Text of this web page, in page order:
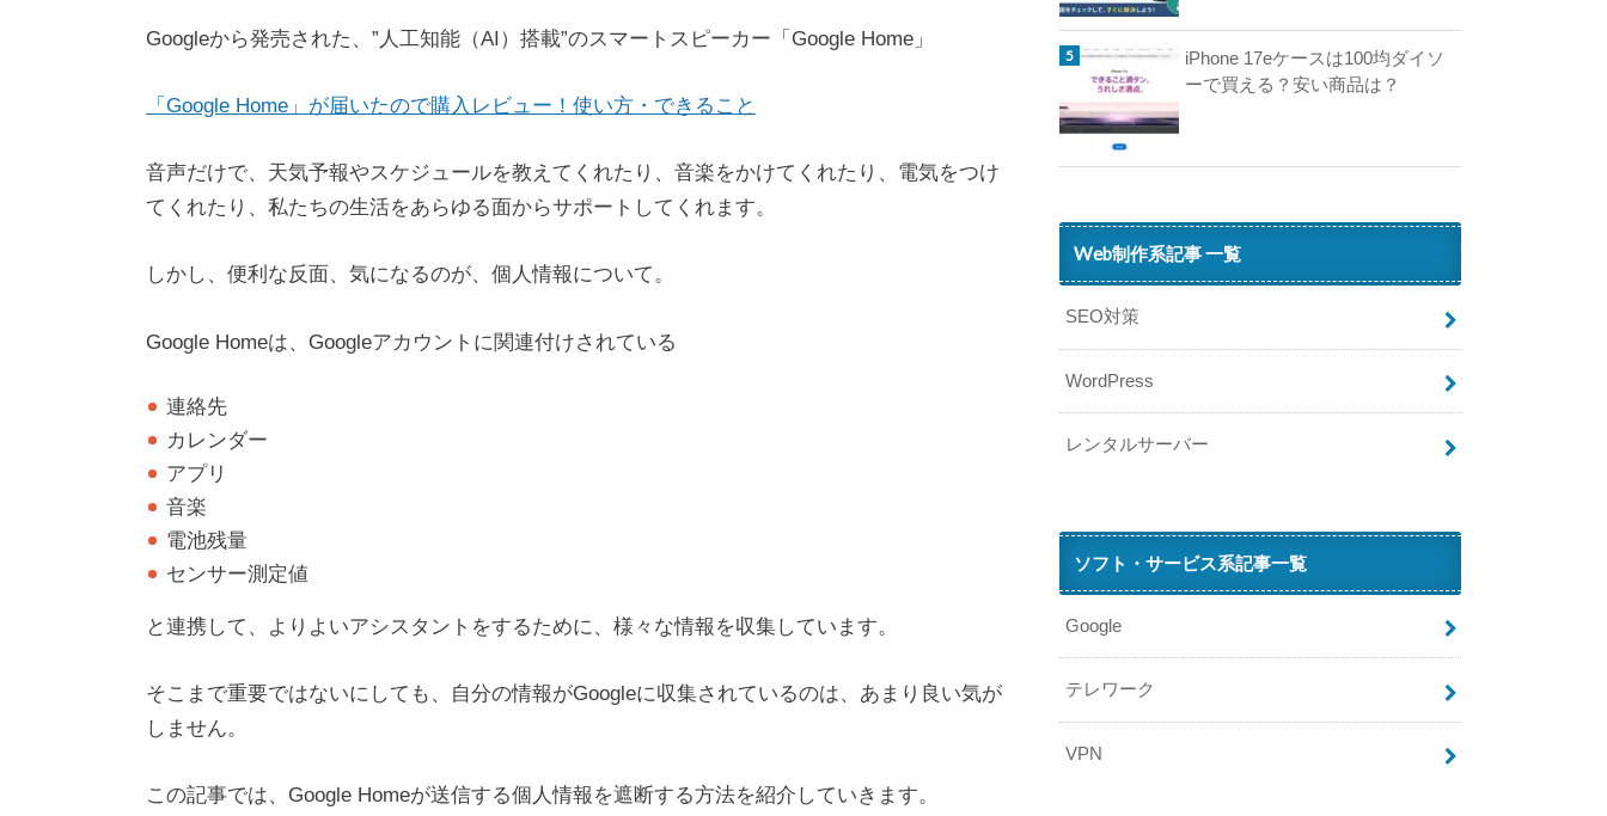
Googleから発売された、”人工知能（AI）搭載”のスマートスピーカー「Google Home」
「Google Home」が届いたので購入レビュー！使い方・できること
音声だけで、天気予報やスケジュールを教えてくれたり、音楽をかけてくれたり、電気をつけ
てくれたり、私たちの生活をあらゆる面からサポートしてくれます。
しかし、便利な反面、気になるのが、個人情報について。
Google Homeは、Googleアカウントに関連付けされている
連絡先
カレンダー
アプリ
音楽
電池残量
センサー測定値
と連携して、よりよいアシスタントをするために、様々な情報を収集しています。
そこまで重要ではないにしても、自分の情報がGoogleに収集されているのは、あまり良い気が
しません。
この記事では、Google Homeが送信する個人情報を遮断する方法を紹介していきます。
iPhone 17eケースは100均ダイソ
ーで買える？安い商品は？
Web制作系記事 一覧
SEO対策
WordPress
レンタルサーバー
ソフト・サービス系記事一覧
Google
テレワーク
VPN